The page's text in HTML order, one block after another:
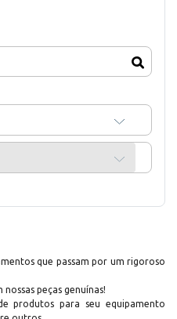
que passam por um rigoroso
peças genuínas!
produtos para seu equipamento